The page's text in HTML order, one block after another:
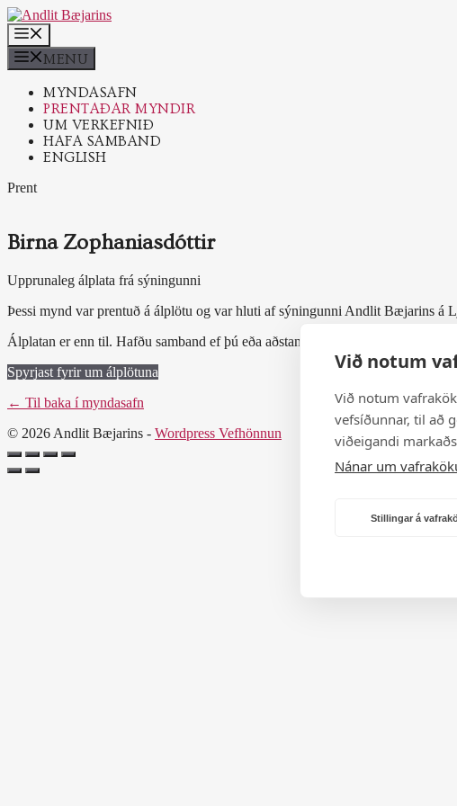
Skip
to
content
MENU
MYNDASAFN
PRENTAÐAR MYNDIR
UM VERKEFNIÐ
HAFA SAMBAND
ENGLISH
Prent
Birna Zophaniasdóttir
Upprunaleg álplata frá sýningunni
Þessi mynd var prentuð á álplötu og var hluti af sýningunni Andlit Bæjarins á
Álplatan er enn til. Hafðu samband ef þú eða aðstandandi hefur áhuga á að
Spyrjast fyrir um álplötuna
← Til baka í myndasafn
© 2026 Andlit Bæjarins - Wordpress Vefhönnun
Við notum
Við notum
vefsíðunnar, til að
viðeigandi
Nánar um
Stillingar á